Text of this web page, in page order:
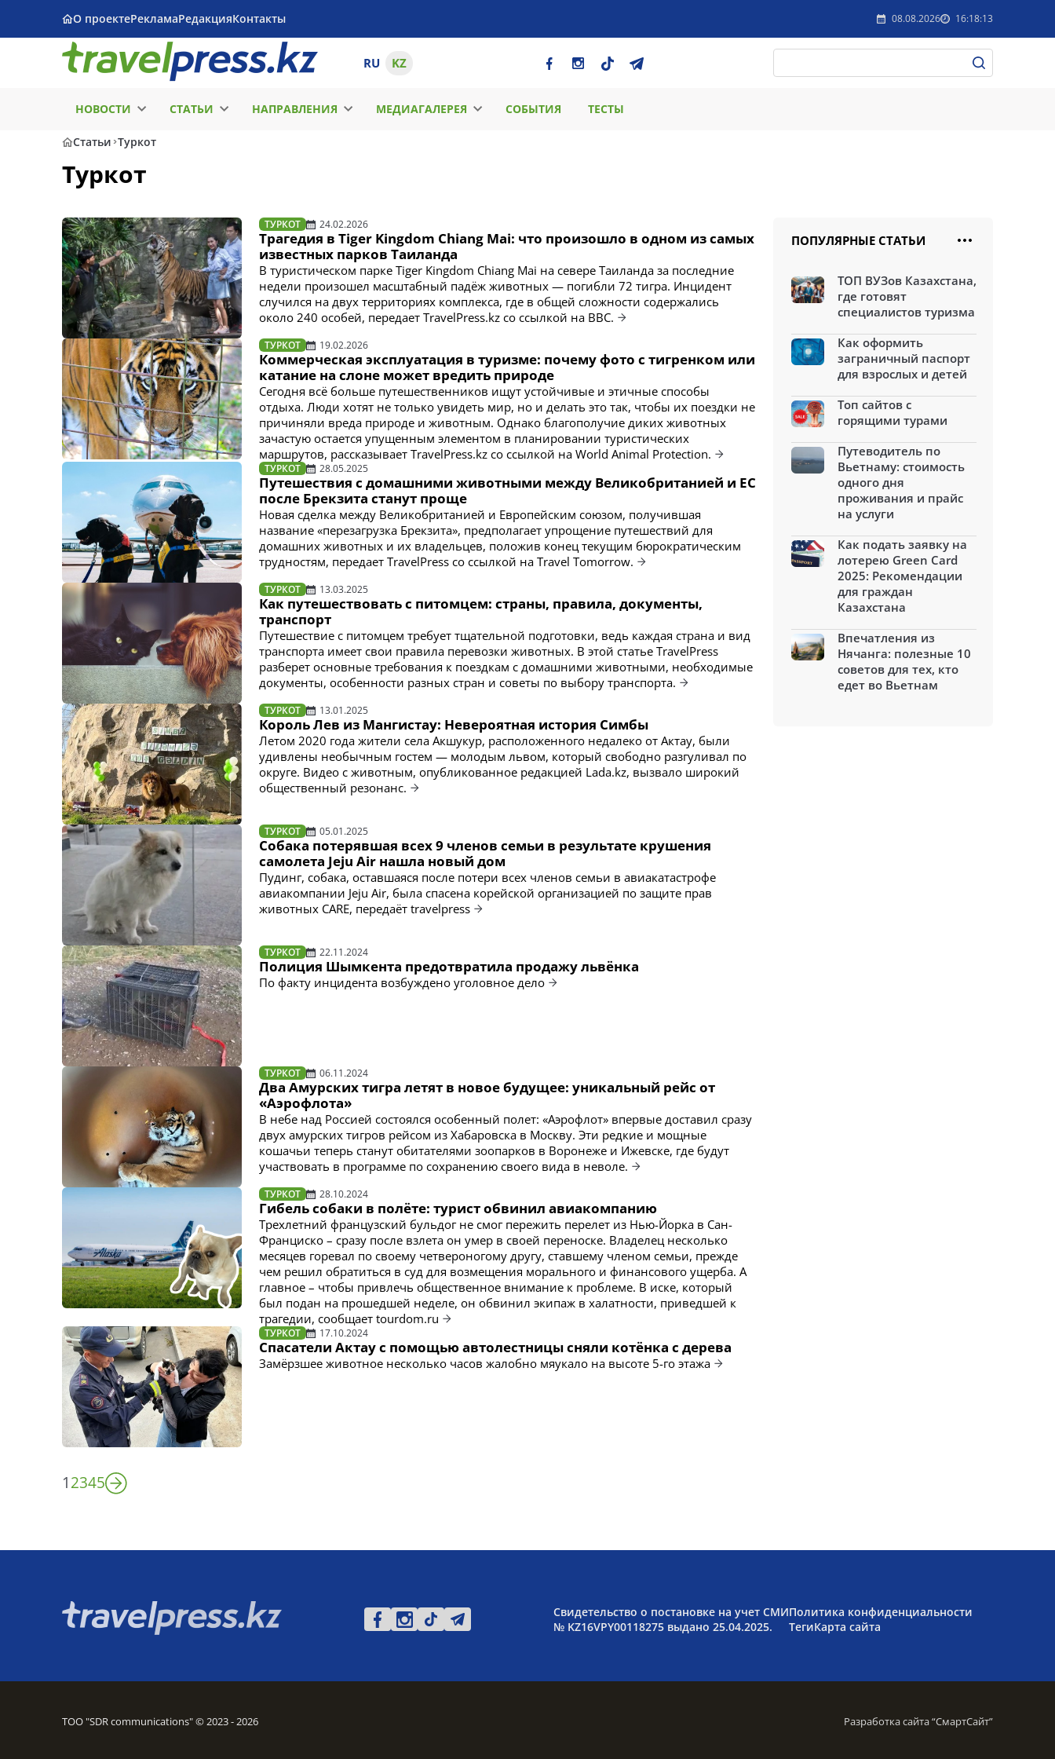
О проектеРекламаРедакцияКонтакты 08.08.2026 16:18:13
RU KZ
НОВОСТИ СТАТЬИ НАПРАВЛЕНИЯ МЕДИАГАЛЕРЕЯ СОБЫТИЯ ТЕСТЫ
Статьи Туркот
Туркот
ТУРКОТ 24.02.2026
Трагедия в Tiger Kingdom Chiang Mai: что произошло в одном из самых
известных парков Таиланда
В туристическом парке Tiger Kingdom Chiang Mai на севере Таиланда за последние
недели произошел масштабный падёж животных — погибли 72 тигра. Инцидент
случился на двух территориях комплекса, где в общей сложности содержались
около 240 особей, передает TravelPress.kz со ссылкой на BBC.
ТУРКОТ 19.02.2026
Коммерческая эксплуатация в туризме: почему фото с тигренком или
катание на слоне может вредить природе
Сегодня всё больше путешественников ищут устойчивые и этичные способы
отдыха. Люди хотят не только увидеть мир, но и делать это так, чтобы их поездки не
причиняли вреда природе и животным. Однако благополучие диких животных
зачастую остается упущенным элементом в планировании туристических
маршрутов, рассказывает TravelPress.kz со ссылкой на World Animal Protection.
ТУРКОТ 28.05.2025
Путешествия с домашними животными между Великобританией и ЕС
после Брекзита станут проще
Новая сделка между Великобританией и Европейским союзом, получившая
название «перезагрузка Брекзита», предполагает упрощение путешествий для
домашних животных и их владельцев, положив конец текущим бюрократическим
трудностям, передает TravelPress со ссылкой на Travel Tomorrow.
ТУРКОТ 13.03.2025
Как путешествовать с питомцем: страны, правила, документы,
транспорт
Путешествие с питомцем требует тщательной подготовки, ведь каждая страна и вид
транспорта имеет свои правила перевозки животных. В этой статье TravelPress
разберет основные требования к поездкам с домашними животными, необходимые
документы, особенности разных стран и советы по выбору транспорта.
ТУРКОТ 13.01.2025
Король Лев из Мангистау: Невероятная история Симбы
Летом 2020 года жители села Акшукур, расположенного недалеко от Актау, были
удивлены необычным гостем — молодым львом, который свободно разгуливал по
округе. Видео с животным, опубликованное редакцией Lada.kz, вызвало широкий
общественный резонанс.
ТУРКОТ 05.01.2025
Собака потерявшая всех 9 членов семьи в результате крушения
самолета Jeju Air нашла новый дом
Пудинг, собака, оставшаяся после потери всех членов семьи в авиакатастрофе
авиакомпании Jeju Air, была спасена корейской организацией по защите прав
животных CARE, передаёт travelpress
ТУРКОТ 22.11.2024
Полиция Шымкента предотвратила продажу львёнка
По факту инцидента возбуждено уголовное дело
ТУРКОТ 06.11.2024
Два Амурских тигра летят в новое будущее: уникальный рейс от
«Аэрофлота»
В небе над Россией состоялся особенный полет: «Аэрофлот» впервые доставил сразу
двух амурских тигров рейсом из Хабаровска в Москву. Эти редкие и мощные
кошачьи теперь станут обитателями зоопарков в Воронеже и Ижевске, где будут
участвовать в программе по сохранению своего вида в неволе.
ТУРКОТ 28.10.2024
Гибель собаки в полёте: турист обвинил авиакомпанию
Трехлетний французский бульдог не смог пережить перелет из Нью-Йорка в Сан-
Франциско – сразу после взлета он умер в своей переноске. Владелец несколько
месяцев горевал по своему четвероногому другу, ставшему членом семьи, прежде
чем решил обратиться в суд для возмещения морального и финансового ущерба. А
главное – чтобы привлечь общественное внимание к проблеме. В иске, который
был подан на прошедшей неделе, он обвинил экипаж в халатности, приведшей к
трагедии, сообщает tourdom.ru
ТУРКОТ 17.10.2024
Спасатели Актау с помощью автолестницы сняли котёнка с дерева
Замёрзшее животное несколько часов жалобно мяукало на высоте 5-го этажа
12345
ПОПУЛЯРНЫЕ СТАТЬИ
ТОП ВУЗов Казахстана,
где готовят
специалистов туризма
Как оформить
заграничный паспорт
для взрослых и детей
Топ сайтов с
горящими турами
Путеводитель по
Вьетнаму: стоимость
одного дня
проживания и прайс
на услуги
Как подать заявку на
лотерею Green Card
2025: Рекомендации
для граждан
Казахстана
Впечатления из
Нячанга: полезные 10
советов для тех, кто
едет во Вьетнам
Свидетельство о постановке на учет СМИ
№ KZ16VPY00118275 выдано 25.04.2025.
Политика конфиденциальности
ТегиКарта сайта
ТОО "SDR communications" © 2023 - 2026 Разработка сайта “СмартСайт”